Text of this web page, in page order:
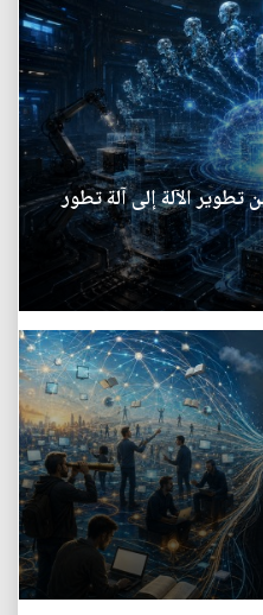
الآلة إلى آلة تطور